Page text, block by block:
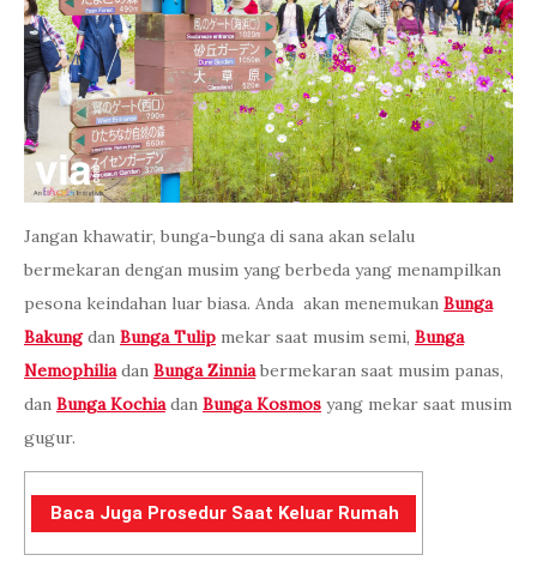
Jangan khawatir, bunga-bunga di sana akan selalu
bermekaran dengan musim yang berbeda yang menampilkan
pesona keindahan luar biasa. Anda akan menemukan Bunga
Bakungdan Bunga Tulip mekar saat musim semi, Bunga
Nemophiliadan Bunga Zinniabermekaran saat musim panas,
dan Bunga Kochiadan Bunga Kosmos yang mekar saat musim
gugur.
Baca Juga Prosedur Saat Keluar Rumah